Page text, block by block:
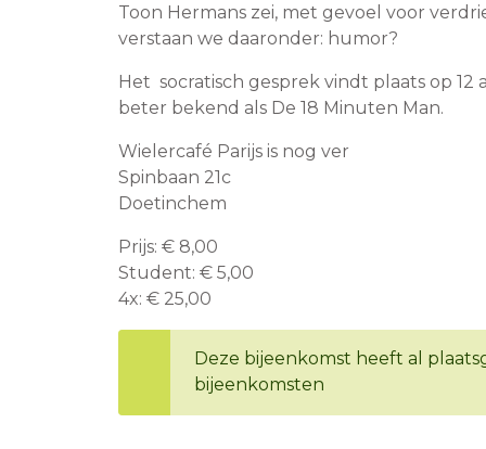
Toon Hermans zei, met gevoel voor
verstaan we daaronder: humor?
Het socratisch gesprek vindt plaats op
beter bekend als De 18 Minuten Man.
Wielercafé Parijs is nog ver
Spinbaan 21c
Doetinchem
Prijs: € 8,00
Student: € 5,00
4x: € 25,00
Deze bijeenkomst heeft al
bijeenkomsten